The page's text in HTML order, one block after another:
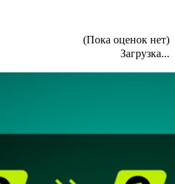
(Пока оценок нет)
Загрузка...